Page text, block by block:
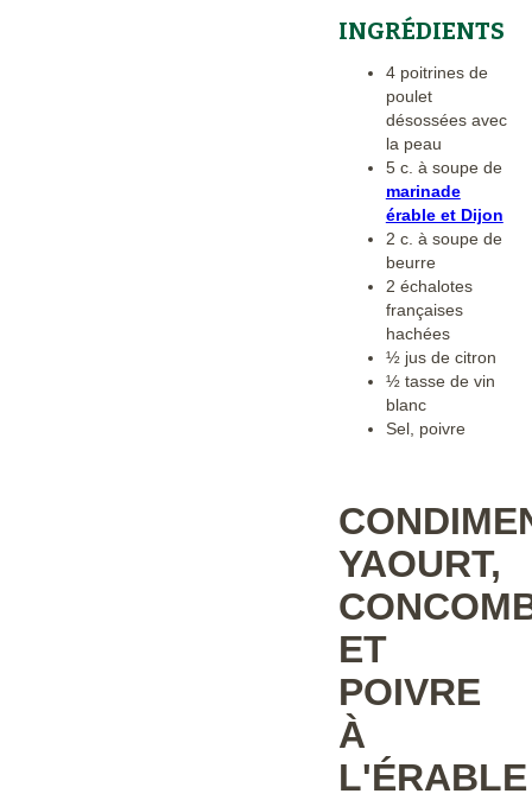
INGRÉDIENTS
4 poitrines de
poulet
désossées avec
la peau
5 c. à soupe de
marinade
érable et Dijon
2 c. à soupe de
beurre
2 échalotes
françaises
hachées
½ jus de citron
½ tasse de vin
blanc
Sel, poivre
YAOURT,
ET
POIVRE
À